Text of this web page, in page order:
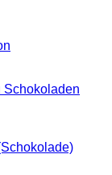
Schokoladen